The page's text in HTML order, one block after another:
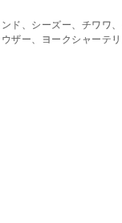
ド、シーズー、チワワ、
ザー、ヨークシャーテ